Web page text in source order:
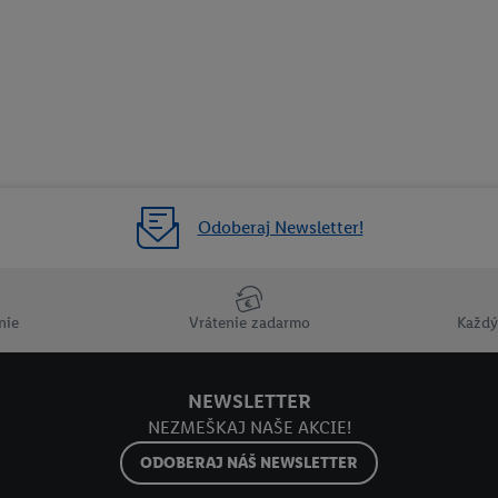
Odoberaj Newsletter!
Vrátenie zadarmo
NEWSLETTER
NEZMEŠKAJ NAŠE AKCIE!
ODOBERAJ NÁŠ NEWSLETTER